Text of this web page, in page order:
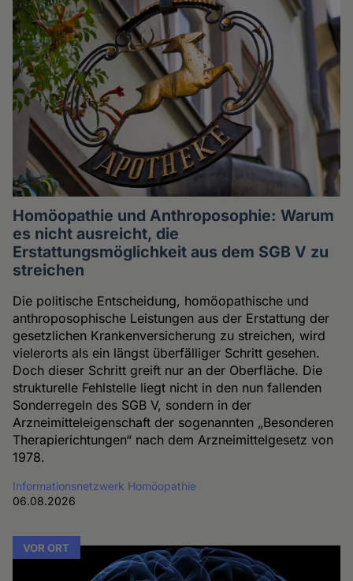
Homöopathie und Anthroposophie: Warum
es nicht ausreicht, die
Erstattungsmöglichkeit aus dem SGB V zu
streichen
Die politische Entscheidung, homöopathische und
anthroposophische Leistungen aus der Erstattung der
gesetzlichen Krankenversicherung zu streichen, wird
vielerorts als ein längst überfälliger Schritt gesehen.
Doch dieser Schritt greift nur an der Oberfläche. Die
strukturelle Fehlstelle liegt nicht in den nun fallenden
Sonderregeln des SGB V, sondern in der
Arzneimitteleigenschaft der sogenannten „Besonderen
Therapierichtungen“ nach dem Arzneimittelgesetz von
1978.
Informationsnetzwerk Homöopathie
06.08.2026
VOR ORT